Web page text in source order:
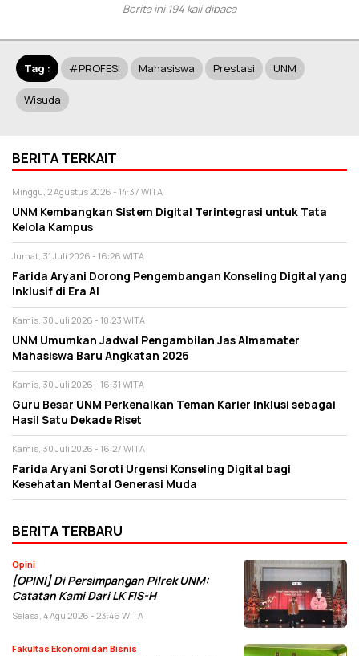
Berita ini 194 kali dibaca
Tag : #PROFESI Mahasiswa Prestasi UNM
Wisuda
BERITA TERKAIT
Minggu, 2 Agustus 2026 - 14:37 WITA
UNM Kembangkan Sistem Digital Terintegrasi untuk Tata
Kelola Kampus
Jumat, 31 Juli 2026 - 16:26 WITA
Farida Aryani Dorong Pengembangan Konseling Digital yang
Inklusif di Era AI
Kamis, 30 Juli 2026 - 18:23 WITA
UNM Umumkan Jadwal Pengambilan Jas Almamater
Mahasiswa Baru Angkatan 2026
Kamis, 30 Juli 2026 - 16:31 WITA
Guru Besar UNM Perkenalkan Teman Karier Inklusi sebagai
Hasil Satu Dekade Riset
Kamis, 30 Juli 2026 - 16:27 WITA
Farida Aryani Soroti Urgensi Konseling Digital bagi
Kesehatan Mental Generasi Muda
BERITA TERBARU
Opini
[OPINI] Di Persimpangan Pilrek UNM:
Catatan Kami Dari LK FIS-H
Selasa, 4 Agu 2026 - 23:46 WITA
Fakultas Ekonomi dan Bisnis